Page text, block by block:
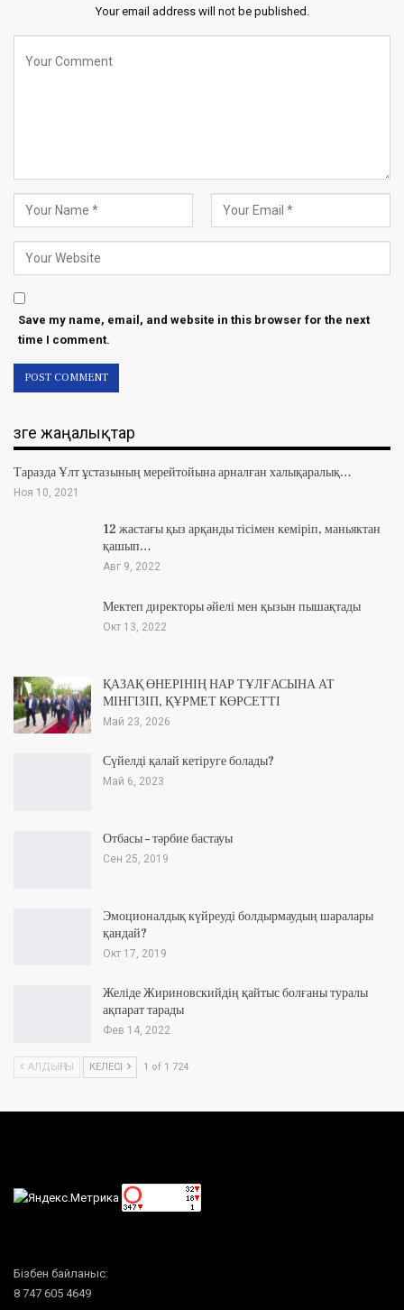
Your email address will not be published.
Save my name, email, and website in this browser for the next
time I comment.
Өзге жаңалықтар
Таразда Ұлт ұстазының мерейтойына арналған халықаралық…
Ноя 10, 2021
12 жастағы қыз арқанды тісімен кеміріп, маньяктан
қашып…
Авг 9, 2022
Мектеп директоры әйелі мен қызын пышақтады
Окт 13, 2022
ҚАЗАҚ ӨНЕРІНІҢ НАР ТҰЛҒАСЫНА АТ
МІНГІЗІП, ҚҰРМЕТ КӨРСЕТТІ
Май 23, 2026
Сүйелді қалай кетіруге болады?
Май 6, 2023
Отбасы – тәрбие бастауы
Сен 25, 2019
Эмоционалдық күйреуді болдырмаудың шаралары
қандай?
Окт 17, 2019
Желіде Жириновскийдің қайтыс болғаны туралы
ақпарат тарады
Фев 14, 2022
АЛДЫҢҒЫ КЕЛЕСІ 1 of 1 724
Бізбен байланыс:
8 747 605 4649